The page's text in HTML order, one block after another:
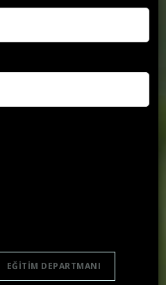
EĞITIM DEPARTMANI